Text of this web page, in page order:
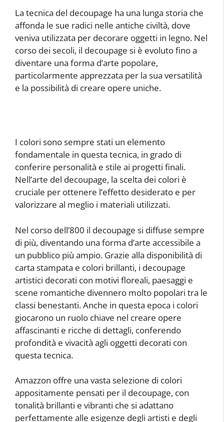
La tecnica del decoupage ha una lunga storia che
affonda le sue radici nelle antiche civiltà, dove
veniva utilizzata per decorare oggetti in legno. Nel
corso dei secoli, il decoupage si è evoluto fino a
diventare una forma d’arte popolare,
particolarmente apprezzata per la sua versatilità
e la possibilità di creare opere uniche.
I colori sono sempre stati un elemento
fondamentale in questa tecnica, in grado di
conferire personalità e stile ai progetti finali.
Nell’arte del decoupage, la scelta dei colori è
cruciale per ottenere l’effetto desiderato e per
valorizzare al meglio i materiali utilizzati.
Nel corso dell’800 il decoupage si diffuse sempre
di più, diventando una forma d’arte accessibile a
un pubblico più ampio. Grazie alla disponibilità di
carta stampata e colori brillanti, i decoupage
artistici decorati con motivi floreali, paesaggi e
scene romantiche divennero molto popolari tra le
classi benestanti. Anche in questa epoca i colori
giocarono un ruolo chiave nel creare opere
affascinanti e ricche di dettagli, conferendo
profondità e vivacità agli oggetti decorati con
questa tecnica.
Amazzon offre una vasta selezione di colori
appositamente pensati per il decoupage, con
tonalità brillanti e vibranti che si adattano
perfettamente alle esigenze degli artisti e degli